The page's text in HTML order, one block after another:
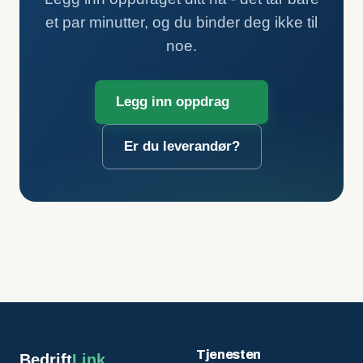
et par minutter, og du binder deg ikke til
noe.
Legg inn oppdrag
Er du leverandør?
Tjenesten